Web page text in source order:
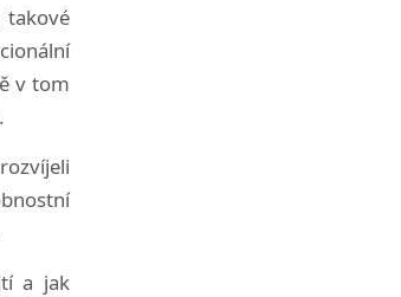
takové
v tom
a jak